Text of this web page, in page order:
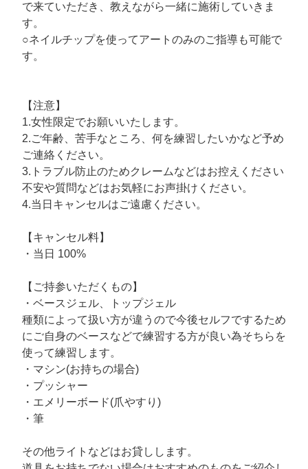
で来ていただき、教えながら一緒に施術していきま
す。
○ネイルチップを使ってアートのみのご指導も可能で
す。
【注意】
1.女性限定でお願いいたします。
2.ご年齢、苦手なところ、何を練習したいかなど予め
ご連絡ください。
3.トラブル防止のためクレームなどはお控えください
不安や質問などはお気軽にお声掛けください。
4.当日キャンセルはご遠慮ください。
【キャンセル料】
・当日 100%
【ご持参いただくもの】
・ベースジェル、トップジェル
種類によって扱い方が違うので今後セルフでするため
にご自身のベースなどで練習する方が良い為そちらを
使って練習します。
・マシン(お持ちの場合)
・プッシャー
・エメリーボード(爪やすり)
・筆
その他ライトなどはお貸しします。